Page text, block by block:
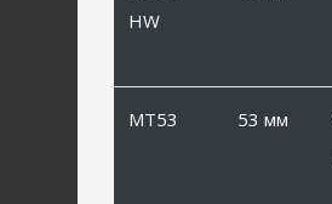
HW
MT53 53 мм